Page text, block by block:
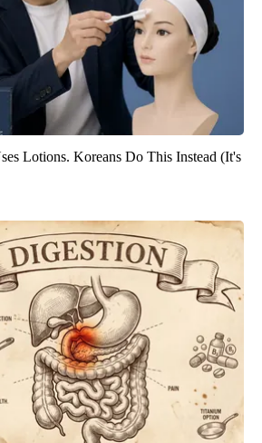
Lotions. Koreans Do This Instead (It's